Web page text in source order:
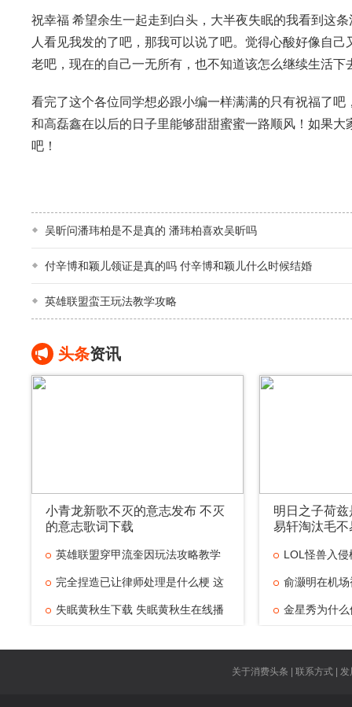
祝幸福 希望余生一起走到白头，大半夜失眠的我看到这
人看见我发的了吧，那我可以说了吧。觉得心酸好像自
老吧，现在的自己一无所有，也不知道该怎么继续生活
看完了这个各位同学想必跟小编一样满满的只有祝福了
和高磊鑫在以后的日子里能够甜甜蜜蜜一路顺风！如果
吧！
吴昕问潘玮柏是不是真的 潘玮柏喜欢吴昕吗
付辛博和颖儿领证是真的吗 付辛博和颖儿什么时候结婚
英雄联盟蛮王玩法教学攻略
头条资讯
小青龙新歌不灭的意志发布 不灭
的意志歌词下载
英雄联盟穿甲流奎因玩法攻略教学
完全捏造已让律师处理是什么梗 这
失眠黄秋生下载 失眠黄秋生在线播
明日之子荷
易轩淘汰毛
LOL怪兽入
俞灏明在机
事金星秀为什
王者荣耀适
关于消费头条 | 联系方式 |